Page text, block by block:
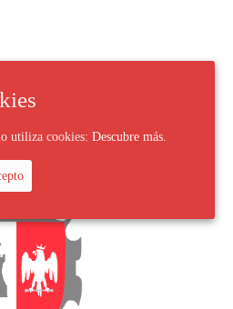
utiliza cookies: Descubre más.